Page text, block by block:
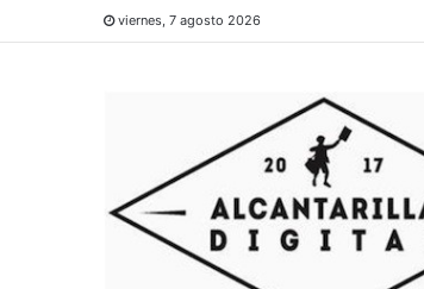
viernes, 7 agosto 2026